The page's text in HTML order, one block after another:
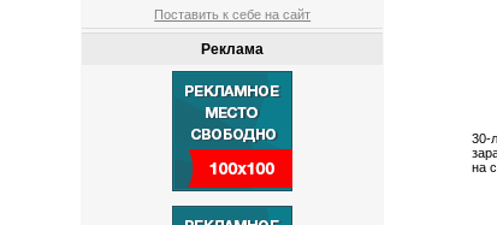
Поставить к себе на сайт
Реклама
30-
на